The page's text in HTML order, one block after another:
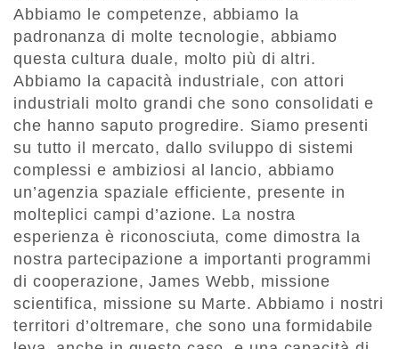
Abbiamo le competenze, abbiamo la
padronanza di molte tecnologie, abbiamo
questa cultura duale, molto più di altri.
Abbiamo la capacità industriale, con attori
industriali molto grandi che sono consolidati e
che hanno saputo progredire. Siamo presenti
su tutto il mercato, dallo sviluppo di sistemi
complessi e ambiziosi al lancio, abbiamo
un’agenzia spaziale efficiente, presente in
molteplici campi d’azione. La nostra
esperienza è riconosciuta, come dimostra la
nostra partecipazione a importanti programmi
di cooperazione, James Webb, missione
scientifica, missione su Marte. Abbiamo i nostri
territori d’oltremare, che sono una formidabile